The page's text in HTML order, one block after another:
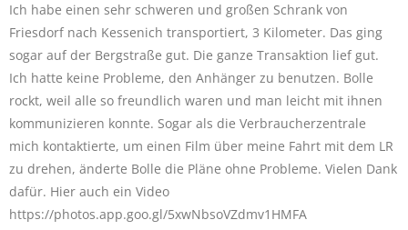
Ich habe einen sehr schweren und großen Schrank von
Friesdorf nach Kessenich transportiert, 3 Kilometer. Das ging
sogar auf der Bergstraße gut. Die ganze Transaktion lief gut.
Ich hatte keine Probleme, den Anhänger zu benutzen. Bolle
rockt, weil alle so freundlich waren und man leicht mit ihnen
kommunizieren konnte. Sogar als die Verbraucherzentrale
mich kontaktierte, um einen Film über meine Fahrt mit dem LR
zu drehen, änderte Bolle die Pläne ohne Probleme. Vielen Dank
dafür. Hier auch ein Video
https://photos.app.goo.gl/5xwNbsoVZdmv1HMFA